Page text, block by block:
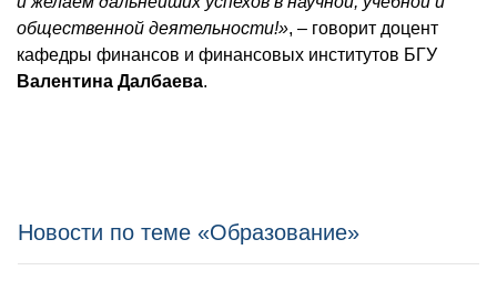
общественной деятельности!», – говорит доцент
кафедры финансов и финансовых институтов БГУ
Валентина Далбаева.
Новости по теме «Образование»